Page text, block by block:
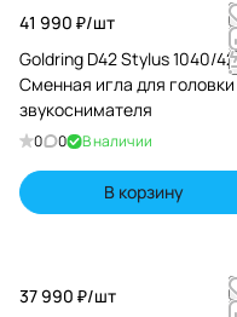
41 990 ₽/шт
Goldring D42 Stylus 1040/42
Сменная игла для головки
звукоснимателя
0 0 В наличии
В корзину
37 990 ₽/шт